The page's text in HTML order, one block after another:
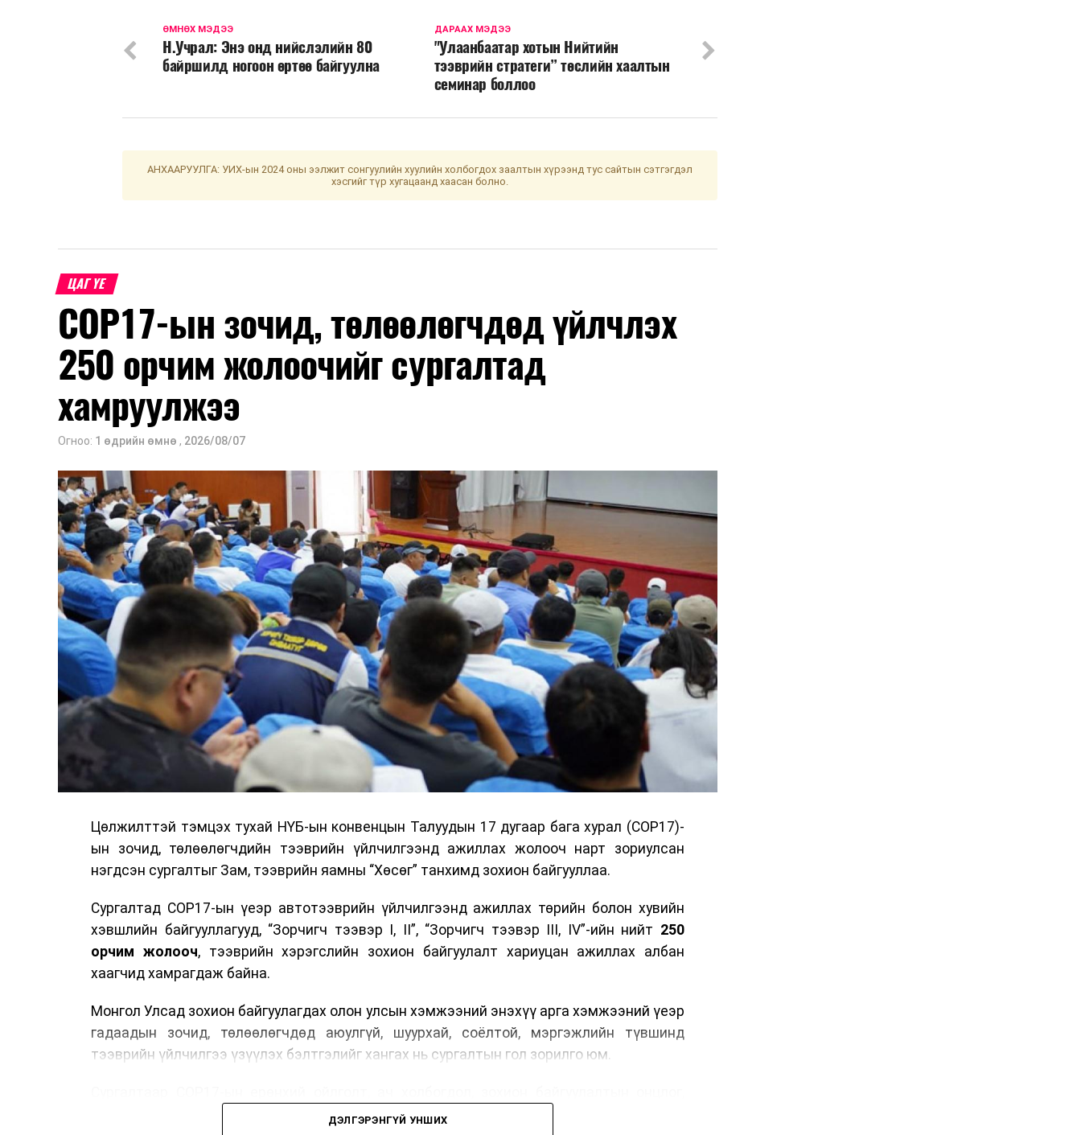
ДАРААХ МЭДЭЭ
"Улаанбаатар хотын Нийтийн
тээврийн стратеги” төслийн хаалтын
семинар боллоо
ӨМНӨХ МЭДЭЭ
Н.Учрал: Энэ онд нийслэлийн 80
байршилд ногоон өртөө байгуулна
АНХААРУУЛГА: УИХ-ын 2024 оны ээлжит сонгуулийн хуулийн холбогдох заалтын хүрээнд тус сайтын сэтгэгдэл
хэсгийг түр хугацаанд хаасан болно.
ЦАГ ҮЕ
COP17-ын зочид, төлөөлөгчдөд үйлчлэх
250 орчим жолоочийг сургалтад
хамруулжээ
Огноо: 1 өдрийн өмнө , 2026/08/07
Цөлжилттэй тэмцэх тухай НҮБ-ын конвенцын Талуудын 17 дугаар бага хурал (COP17)-
ын зочид, төлөөлөгчдийн тээврийн үйлчилгээнд ажиллах жолооч нарт зориулсан
нэгдсэн сургалтыг Зам, тээврийн яамны “Хөсөг” танхимд зохион байгууллаа.
Сургалтад COP17-ын үеэр автотээврийн үйлчилгээнд ажиллах төрийн болон хувийн
хэвшлийн байгууллагууд, “Зорчигч тээвэр I, II”, “Зорчигч тээвэр III, IV”-ийн нийт 250
орчим жолооч, тээврийн хэрэгслийн зохион байгуулалт хариуцан ажиллах албан
хаагчид хамрагдаж байна.
Монгол Улсад зохион байгуулагдах олон улсын хэмжээний энэхүү арга хэмжээний үеэр
гадаадын зочид, төлөөлөгчдөд аюулгүй, шуурхай, соёлтой, мэргэжлийн түвшинд
тээврийн үйлчилгээ үзүүлэх бэлтгэлийг хангах нь сургалтын гол зорилго юм.
зочид, төлөөлөгчдийн ангилал, үйлчилгээний стандарт, жолооч нарын үүрэг
ДЭЛГЭРЭНГҮЙ УНШИХ